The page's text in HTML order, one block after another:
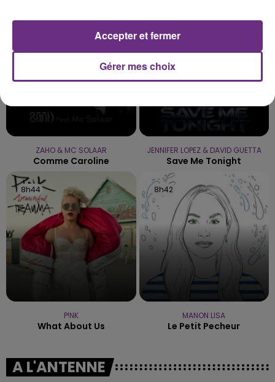
ZAHO & MC SOLAAR
Comme Caroline
JENNIFER LOPEZ & DAVID GUETTA
Save Me Tonight
8h44
8h44
P!NK
What About Us
8h42
8h42
MANON LISA
Le Petit Pecheur
A L'ANTENNE
Gérer mes choix
Accepter et fermer